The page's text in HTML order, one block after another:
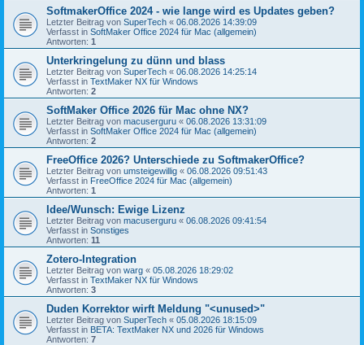
SoftmakerOffice 2024 - wie lange wird es Updates geben?
Letzter Beitrag von SuperTech « 06.08.2026 14:39:09
Verfasst in SoftMaker Office 2024 für Mac (allgemein)
Antworten: 1
Unterkringelung zu dünn und blass
Letzter Beitrag von SuperTech « 06.08.2026 14:25:14
Verfasst in TextMaker NX für Windows
Antworten: 2
SoftMaker Office 2026 für Mac ohne NX?
Letzter Beitrag von macuserguru « 06.08.2026 13:31:09
Verfasst in SoftMaker Office 2024 für Mac (allgemein)
Antworten: 2
FreeOffice 2026? Unterschiede zu SoftmakerOffice?
Letzter Beitrag von umsteigewillig « 06.08.2026 09:51:43
Verfasst in FreeOffice 2024 für Mac (allgemein)
Antworten: 1
Idee/Wunsch: Ewige Lizenz
Letzter Beitrag von macuserguru « 06.08.2026 09:41:54
Verfasst in Sonstiges
Antworten: 11
Zotero-Integration
Letzter Beitrag von warg « 05.08.2026 18:29:02
Verfasst in TextMaker NX für Windows
Antworten: 3
Duden Korrektor wirft Meldung "<unused>"
Letzter Beitrag von SuperTech « 05.08.2026 18:15:09
Verfasst in BETA: TextMaker NX und 2026 für Windows
Antworten: 7